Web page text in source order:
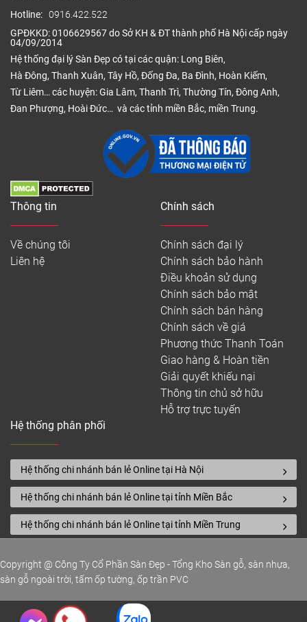
Thi công lắp
trở lên
công trình
Phụ kiện
(nẹp, len
tường)
Từ
25.000đ/md
cho ván hèm
khóa
Lát sàn nhựa giả đá phòng bếp
Những ưu điểm chỉ sàn nhựa giả đá cao
cấp mới có
nước, nhưng tại
, chúng tôi muốn bạn biết
thêm những ưu điểm vượt trội này:
– Vân đá sang trọng, đa dạng mẫu mã, phù hợp
– Không lo ẩm mốc, phù hợp khí hậu Việt Nam
– Chống cong vênh, co ngót, ít trầy xước
– Nhiều loại dễ lắp đặt, tiết kiệm thời gian
– Lau chùi đơn giản, giữ bề mặt luôn sạch đẹp
– Tạo cảm giác êm chân, dễ chịu khi sử dụng
Giải pháp thay thế đá tự nhiên vừa đẹp, bền lại
tiết kiệm chi phí.
–Ván sàn nhựa giả đá dày 2mm, 3mm, 4mm, 5mm,
6mm, 8mm.
Mẫu sàn nhựa vân đá dán keo
Phân loại sàn nhựa giả đá phổ biến nhất
Hotline: 0916.422.522
GPĐKKD: 0106629567 do Sở KH & ĐT thành phố Hà Nội cấp ngày
04/09/2014
Hệ thống đại lý Sàn Đẹp có tại các quận: Long Biên,
Hà Đông, Thanh Xuân, Tây Hồ, Đống Đa, Ba Đình, Hoàn Kiếm,
Từ Liêm… các huyện: Gia Lâm, Thanh Trì, Thường Tín, Đông Anh,
Đan Phượng, Hoài Đức… và các tỉnh miền Bắc, miền Trung.
Thông tin
Về chúng tôi
Liên hệ
Chính sách
Chính sách đại lý
Chính sách bảo hành
Điều khoản sử dụng
Chính sách bảo mật
Chính sách bán hàng
Chính sách về giá
Phương thức Thanh Toán
Giao hàng & Hoàn tiền
Giải quyết khiếu nại
Thông tin chủ sở hữu
Hỗ trợ trực tuyến
Hệ thống phân phối
Hệ thống chi nhánh bán lẻ Online tại Hà Nội
Hệ thống chi nhánh bán lẻ Online tại tỉnh Miền Bắc
Hệ thống chi nhánh bán lẻ Online tại tỉnh Miền Trung
Copyright @ Công Ty Cổ Phần Sàn Đẹp - Tổng Kho Sàn gỗ, sàn nhựa,
sàn gỗ ngoài trời, tấm ốp tường, ốp trần PVC